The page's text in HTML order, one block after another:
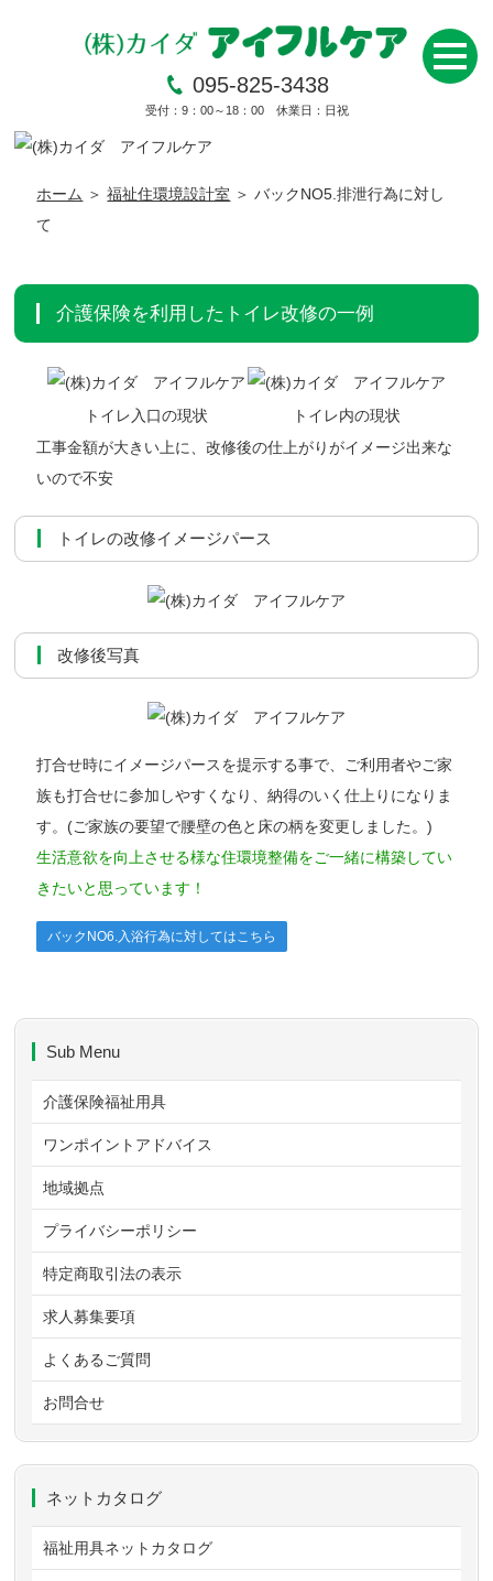
095-825-3438
受付：9：00～18：00 休業日：日祝
ホーム ＞福祉住環境設計室 ＞ バックNO5.排泄行為に対し
て
介護保険を利用したトイレ改修の一例
トイレ入口の現状
トイレ内の現状
工事金額が大きい上に、改修後の仕上がりがイメージ出来な
いので不安
トイレの改修イメージパース
改修後写真
打合せ時にイメージパースを提示する事で、ご利用者やご家
族も打合せに参加しやすくなり、納得のいく仕上りになりま
す。(ご家族の要望で腰壁の色と床の柄を変更しました。)
生活意欲を向上させる様な住環境整備をご一緒に構築してい
きたいと思っています！
バックNO6.入浴行為に対してはこちら
Sub Menu
介護保険福祉用具
ワンポイントアドバイス
地域拠点
プライバシーポリシー
特定商取引法の表示
求人募集要項
よくあるご質問
お問合せ
ネットカタログ
福祉用具ネットカタログ